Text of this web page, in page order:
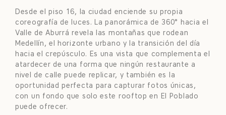
Desde el piso 16, la ciudad enciende su propia
coreografía de luces. La panorámica de 360° hacia el
Valle de Aburrá revela las montañas que rodean
Medellín, el horizonte urbano y la transición del día
hacia el crepúsculo. Es una vista que complementa el
atardecer de una forma que ningún restaurante a
nivel de calle puede replicar, y también es la
oportunidad perfecta para capturar fotos únicas,
con un fondo que solo este rooftop en El Poblado
puede ofrecer.